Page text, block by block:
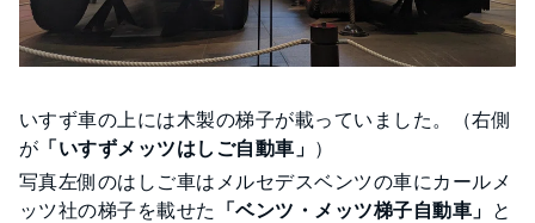
いすず車の上には木製の梯子が載っていました。（右側
が 「いすずメッツはしご自動車」 ）
写真左側のはしご車はメルセデスベンツの車にカールメ
ッツ社の梯子を載せた 「ベンツ・メッツ梯子自動車」 と